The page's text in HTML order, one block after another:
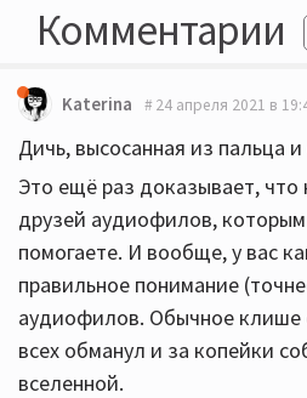
Комментарии
Katerina 24 апреля 2021 в
Дичь, высосанная из пальца
Это ещё раз доказывает, что
друзей аудиофилов,
помогаете. И вообще, у вас
правильное понимание
аудиофилов. Обычное клише
всех обманул и за копейки
вселенной.